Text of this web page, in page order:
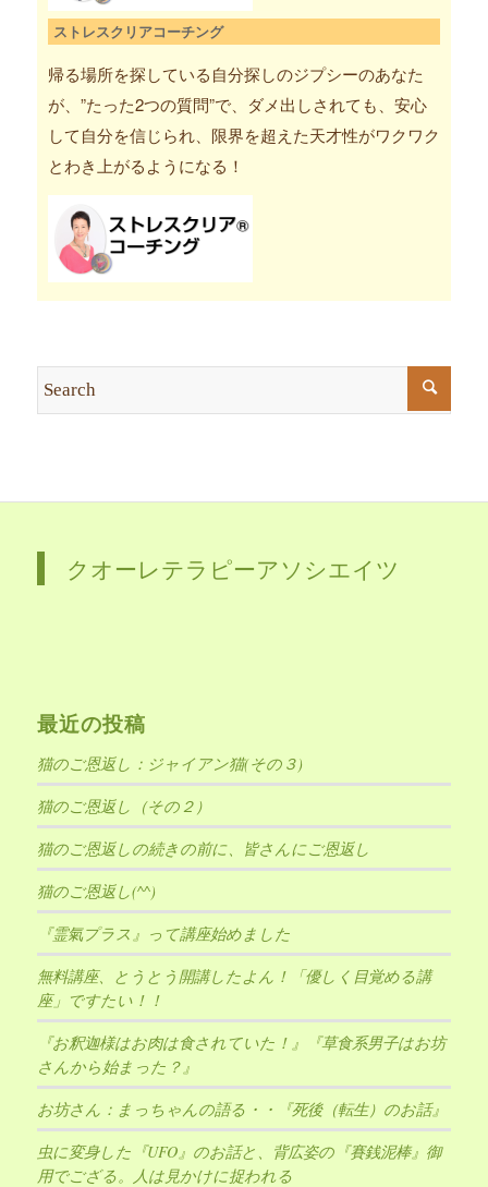
ストレスクリアコーチング
帰る場所を探している自分探しのジプシーのあなた
が、”たった2つの質問”で、ダメ出しされても、安心
して自分を信じられ、限界を超えた天才性がワクワク
とわき上がるようになる！
クオーレテラピーアソシエイツ
最近の投稿
猫のご恩返し：ジャイアン猫(その３)
猫のご恩返し（その２）
猫のご恩返しの続きの前に、皆さんにご恩返し
猫のご恩返し(^^)
『霊氣プラス』って講座始めました
無料講座、とうとう開講したよん！「優しく目覚める講
座」ですたい！！
『お釈迦様はお肉は食されていた！』『草食系男子はお坊
さんから始まった？』
お坊さん：まっちゃんの語る・・『死後（転生）のお話』
虫に変身した『UFO』のお話と、背広姿の『賽銭泥棒』御
用でござる。人は見かけに捉われる